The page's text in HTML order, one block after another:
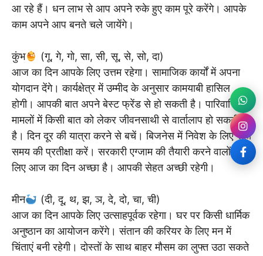
आ रहे हैं। धन लाभ से आप अपने रुके हुए काम पूरे करेंगे। आपके
काम अपने आप बनते चले जायेंगे।
कुंभ
(गू, गे, गो, सा, सी, सू, से, सो, दा)
आज का दिन आपके लिए उत्तम रहेगा। सामाजिक कार्यों में अपना
योगदान देंगे। कार्यक्षेत्र में उम्मीद के अनुसार कामयाबी हासिल
होगी। आपकी बात अपने बेस्ट फ्रेंड से हो सकती है। पारिवारिक
मामलों में किसी बात को लेकर जीवनसाथी से वार्तालाप हो सकती
है। दिन दूर की यात्रा करने से बचें। बिजनेस में निवेश के लिए सही
समय की प्रतीक्षा करें। सरकारी एग्जाम की तैयारी करने वालों के
लिए आज का दिन अच्छा है। आपकी सेहत अच्छी रहेगी।
मीन
(दी, दू, थ, झ, ञ, दे, दो, चा, ची)
आज का दिन आपके लिए उत्साहपूर्वक रहेगा। घर पर किसी धार्मिक
अनुष्ठान का आयोजन करेंगे। संतान की करियर के लिए मन में
चिंताएं बनी रहेगी। दोस्तों के साथ बाहर मौसम का लुफ्त उठा सकते